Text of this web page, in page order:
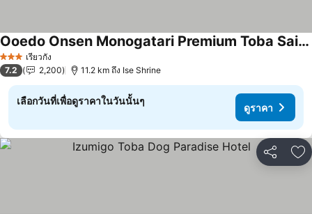
3 ดาว เรียวกัง
Ooedo Onsen Monogatari Premium Toba Saichoraku
ดูราคา
7.2 2,200 11.2 km ถึง Ise Shrine
เลือกวันที่เพื่อดูราคาในวันนั้นๆ
ดูราคา
แชร์ เ